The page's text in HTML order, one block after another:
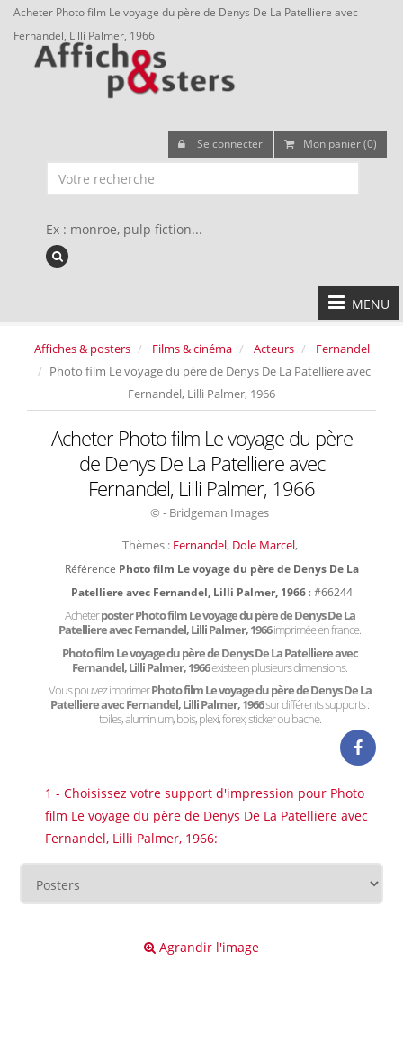
Acheter Photo film Le voyage du père de Denys De La Patelliere avec
Fernandel, Lilli Palmer, 1966
Se connecter Mon panier (0)
Ex : monroe, pulp fiction...
MENU
Affiches & posters Films & cinéma Acteurs
Fernandel
Photo film Le voyage du père de Denys De La Patelliere avec
Fernandel, Lilli Palmer, 1966
Acheter Photo film Le voyage du père
de Denys De La Patelliere avec
Fernandel, Lilli Palmer, 1966
© - Bridgeman Images
Thèmes : Fernandel, Dole Marcel,
Référence Photo film Le voyage du père de Denys De La
Patelliere avec Fernandel, Lilli Palmer, 1966 : #66244
Acheterposter Photo film Le voyage du père de Denys De La
Patelliere avec Fernandel, Lilli Palmer, 1966imprimée en france.
Photo film Le voyage du père de Denys De La Patelliere avec
Fernandel, Lilli Palmer, 1966existe en plusieurs dimensions.
Vous pouvez imprimerPhoto film Le voyage du père de Denys De La
Patelliere avec Fernandel, Lilli Palmer, 1966sur différents supports :
toiles, aluminium, bois, plexi, forex, sticker ou bache.
1 - Choisissez votre support d'impression pour Photo
film Le voyage du père de Denys De La Patelliere avec
Fernandel, Lilli Palmer, 1966:
Agrandir l'image